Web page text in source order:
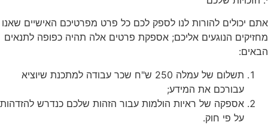
אתם יכולים להורות לנו לספק לכם כל פרט מפרטיכם האישיים שאנו
מחזיקים הנוגעים אליכם; אספקת פרטים אלה תהיה כפופה לתנאים
הבאים:
תשלום של עמלה 250 ש"ח שכר עבודה למתכנת שיוציא
עבורכם את המידע;
אספקה של ראיות הולמות עבור הזהות שלכם כנדרש להזדהות
על פי חוק.